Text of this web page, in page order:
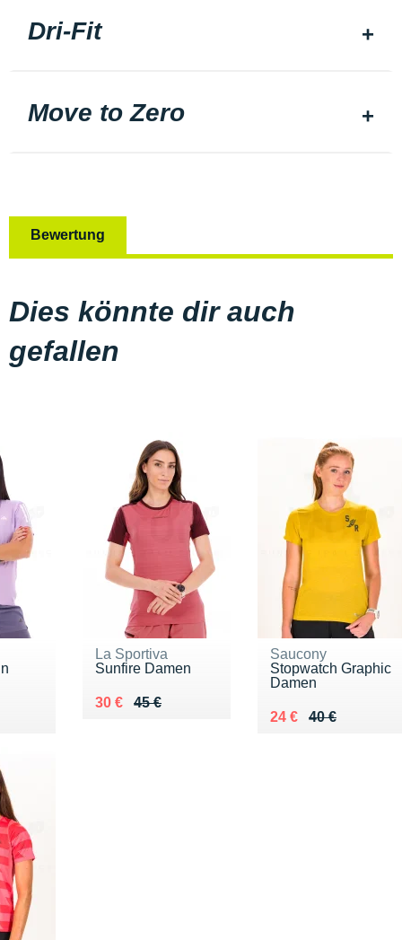
Dri-Fit
Move to Zero
Bewertung
Dies könnte dir auch
gefallen
La Sportiva
Sunfire Damen
45 €
Au lieu de 45 €
30 €
Vendu 30 €
Saucony
Stopwatch Graphic
Damen
40 €
Au lieu de 40 €
24 €
Vendu 24 €